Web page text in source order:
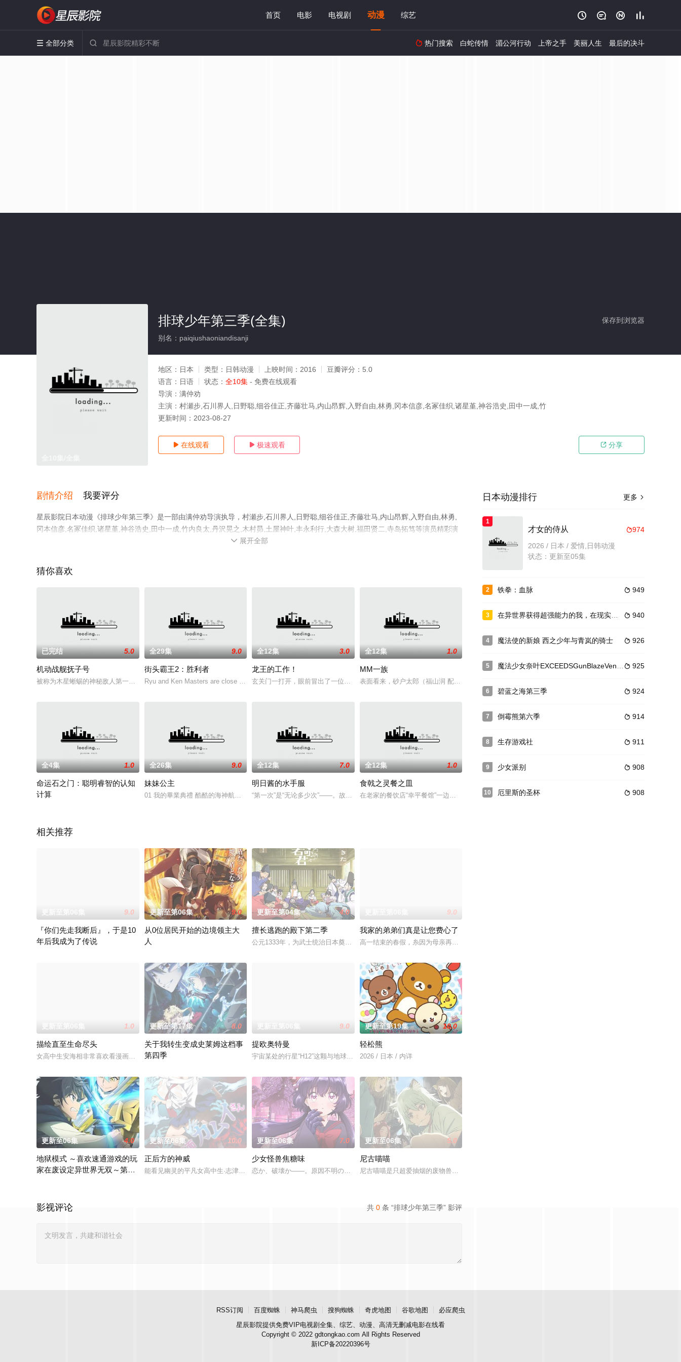
首页 电影 电视剧 动漫 综艺    
 全部分类   热门搜索 白蛇传情 湄公河行动 上帝之手 美丽人生 最后的决斗
保存到浏览器
排球少年第三季(全集)
别名：paiqiushaoniandisanji
地区： 日本 类型： 日韩动漫 上映时间： 2016 豆瓣评分： 5.0
语言： 日语 状态： 全10集 - 免费在线观看
导演： 满仲劝
主演： 村瀬步,石川界人,日野聪,细谷佳正,齐藤壮马,内山昂辉,入野自由,林勇,冈本信彦,名冢佳织,诸星堇,神谷浩史,田中一成,竹
更新时间： 2023-08-27
 在线观看  极速观看  分享
剧情介绍 我要评分
星辰影院日本动漫《排球少年第三季》是一部由满仲劝导演执导，村瀬步,石川界人,日野聪,细谷佳正,齐藤壮马,内山昂辉,入野自由,林勇,
冈本信彦,名冢佳织,诸星堇,神谷浩史,田中一成,竹内良太,丹沢晃之,木村昴,土屋神叶,丰永利行,大森大树,福田贤二,寺岛拓笃等演员精彩演
绎的日本动漫，大结局剧情已揭晓（全10集），手机免费观看高清未删减完整版动漫全集就上星辰影视，更多相关信息可移步至豆瓣动
 展开全部
猜你喜欢
已完结 5.0
机动战舰抚子号
被称为木星蜥蜴的神秘敌人第一次袭击地球是在2195年，面对拥有压倒性力量的敌人，地球军束手无策，火星连同殖民地一起落入敌人手中。这就是“第一次火星会战”一年之后
全29集 9.0
街头霸王2：胜利者
Ryu and Ken Masters are close friends and both are martial artists. In order to
全12集 3.0
龙王的工作！
玄关门一打开，眼前冒出了一位小学女生——“我依照约定来了，请收我为弟子！”年仅十六岁便拥有将棋界最高头衔“龙王”的九头龙八一家里，出现
全12集 1.0
MM一族
表面看来，砂户太郎（福山润 配音）不过是一介普通少年，但在那人畜无害的面孔之下，隐藏着极为扭曲的
全4集 1.0
命运石之门：聪明睿智的认知
计算
全26集 9.0
妹妹公主
01 我的畢業典禮 酷酷的海神航是勝利補習班第一名的資優生，但因為一時糊塗導致高中落榜。當他還在懊惱不已時卻突然莫名其妙被送進位在希望之島的星見丘西學園。來到島
全12集 7.0
明日酱的水手服
“第一次”是“无论多少次”——。故事的舞台是乡下的名门女子中学私立梅学园。明天穿这个学校的水手服是小路的“梦想”。少女“梦想”的中学水手服生
全12集 1.0
食戟之灵餐之皿
在老家的餐饮店“幸平餐馆”一边帮忙下厨一边磨炼厨艺的幸平创真，前往超级精英料理学校“远月茶寮料理学
相关推荐
9.0
『你们先走我断后』，于是10
年后我成为了传说
更新至第06集 9.0
从0位居民开始的边境领主大
人
更新至第04集 4.0
擅长逃跑的殿下第二季
公元1333年，为武士统治日本奠定基石的镰仓幕府，因其所信任的幕臣——足利尊氏的谋反而宣告灭亡。失去了一切、被推入绝望深渊的幕府正
9.0
我家的弟弟们真是让您费心了
高一结束的春假，糸因为母亲再婚而搬家。但让她没想到的是，竟多了四个弟弟，令她大为震惊！虽然她全
1.0
描绘直至生命尽头
女高中生安海相非常喜欢看漫画，尤其是 ☆野0 的《机器太与狸太》。国文老师手岛斥责她是浪费生命、声称漫画都是虚构，在没收漫画后，手岛指出漫画产业遭逢的困境，但安
更新至第17集 8.0
关于我转生变成史莱姆这档事
第四季
9.0
提欧奥特曼
宇宙某处的行星“H12”这颗与地球极其相似的星球，某日遭到了来自外星的宇宙怪兽袭击在星球崩毁、走向灭亡之际，一名外星人独自逃往了地球
更新至第19集 10.0
轻松熊
2026 / 日本 / 内详
更新至06集 4.0
地狱模式 ～喜欢速通游戏的玩
家在废设定异世界无双～第2
更新至06集 10.0
正后方的神威
能看见幽灵的平凡女高中生·志津香，利用容易吸引幽灵的特殊体质，从旁协助知名灵能力者·神威除灵。拥有压倒性灵力的神威，除灵方式却是前所未见的——“以高超性爱技巧让
更新至06集 7.0
少女怪兽焦糖味
恋か、破壊か――。原因不明の病に悩まされている女子高生・赤石黒絵（クロエ）。不器用で人との交流を避けて生きてきた彼女は、とある出
更新至06集 5.0
尼古喵喵
尼古喵喵是只超爱抽烟的废物兽人！因为缺乏伦理与卫生观念，不是把烟头往窗外乱丢，就是对人乱吐口水
共 0 条 “排球少年第三季” 影评
影视评论
更多 
日本动漫排行
1
974
才女的侍从
2026 / 日本 / 爱情,日韩动漫
状态：更新至05集
2  949
铁拳：血脉
3  940
在异世界获得超强能力的我，在现实世界照样无敌～等级提升改变人生命运～ SP
4  926
魔法使的新娘 西之少年与青岚的骑士
5  925
魔法少女奈叶EXCEEDSGunBlazeVengeance
6  924
碧蓝之海第三季
7  914
倒霉熊第六季
8  911
生存游戏社
9  908
少女派别
10  908
厄里斯的圣杯
RSS订阅 百度蜘蛛 神马爬虫 搜狗蜘蛛 奇虎地图 谷歌地图
必应爬虫
星辰影院提供免费VIP电视剧全集、综艺、动漫、高清无删减电影在线看
Copyright © 2022 gdtongkao.com All Rights Reserved
新ICP备20220396号